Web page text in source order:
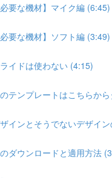
必要な機材】マイク編 (6:45)
必要な機材】ソフト編 (3:49)
イドは使わない (4:15)
テンプレートはこちらか
インとそうでないデザイ
ダウンロードと適用方法